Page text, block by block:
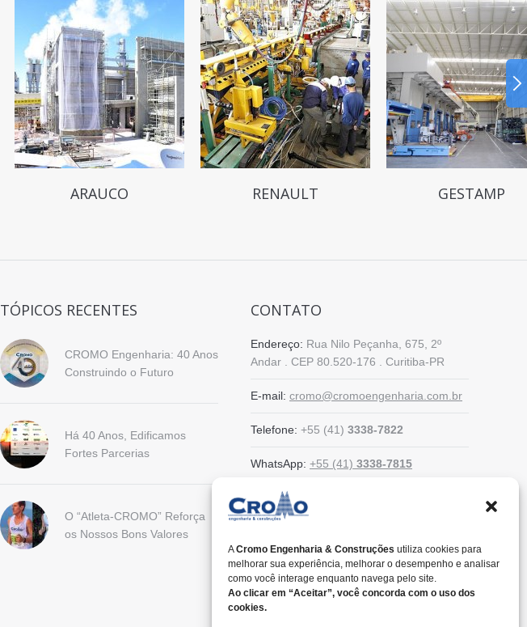
ACromo Engenharia & Construções utiliza cookies para
melhorar sua experiência, melhorar o desempenho e analisar
como você interage enquanto navega pelo site.
Ao clicar em “Aceitar”, você concorda com o uso dos
cookies.
ARAUCO RENAULT GESTAMP
TÓPICOS RECENTES
CROMO Engenharia: 40 Anos
Construindo o Futuro
Há 40 Anos, Edificamos
Fortes Parcerias
O “Atleta-CROMO” Reforça
os Nossos Bons Valores
CONTATO
Endereço: Rua Nilo Peçanha, 675, 2º
Andar . CEP 80.520-176 . Curitiba-PR
E-mail: cromo@cromoengenharia.com.br
Telefone: +55 (41) 3338-7822
WhatsApp: +55 (41) 3338-7815